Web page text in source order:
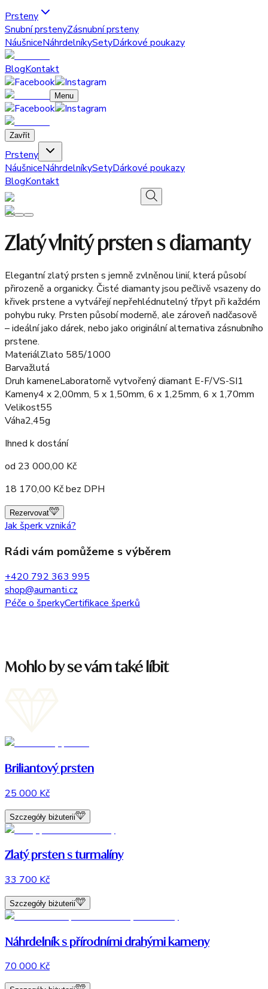
Prsteny
Snubní prstenyZásnubní prsteny
NáušniceNáhrdelníkySetyDárkové poukazy
BlogKontakt
Menu
Zavřít
Prsteny
NáušniceNáhrdelníkySetyDárkové poukazy
BlogKontakt
Zlatý vlnitý prsten s diamanty
Elegantní zlatý prsten s jemně zvlněnou linií, která působí
přirozeně a organicky. Čisté diamanty jsou pečlivě vsazeny do
křivek prstene a vytvářejí nepřehlédnutelný třpyt při každém
pohybu ruky. Prsten působí moderně, ale zároveň nadčasově
– ideální jako dárek, nebo jako originální alternativa zásnubního
prstene.
MateriálZlato 585/1000
Barvažlutá
Druh kameneLaboratorně vytvořený diamant E-F/VS-SI1
Kameny4 x 2,00mm, 5 x 1,50mm, 6 x 1,25mm, 6 x 1,70mm
Velikost55
Váha2,45g
Ihned k dostání
od 23 000,00 Kč
18 170,00 Kč bez DPH
Rezervovat
Jak šperk vzniká?
Rádi vám pomůžeme s výběrem
+420 792 363 995
shop@aumanti.cz
Péče o šperkyCertifikace šperků
Mohlo by se vám také líbit
Briliantový prsten
25 000 Kč
Szczegóły biżuterii
Zlatý prsten s turmalíny
33 700 Kč
Szczegóły biżuterii
Náhrdelník s přírodními drahými kameny
70 000 Kč